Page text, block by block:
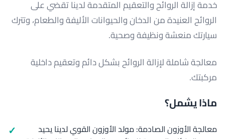
خدمة إزالة الروائح والتعقيم المتقدمة لدينا تقضي على
الروائح العنيدة من الدخان والحيوانات الأليفة والطعام، وتترك
سيارتك منعشة ونظيفة وصحية.
معالجة شاملة لإزالة الروائح بشكل دائم وتعقيم داخلية
مركبتك.
ماذا يشمل؟
معالجة الأوزون الصادمة: مولد الأوزون القوي لدينا يحيد